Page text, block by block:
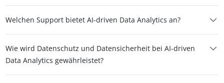
Welchen Support bietet AI-driven Data Analytics an?
Wie wird Datenschutz und Datensicherheit bei AI-driven
Data Analytics gewährleistet?